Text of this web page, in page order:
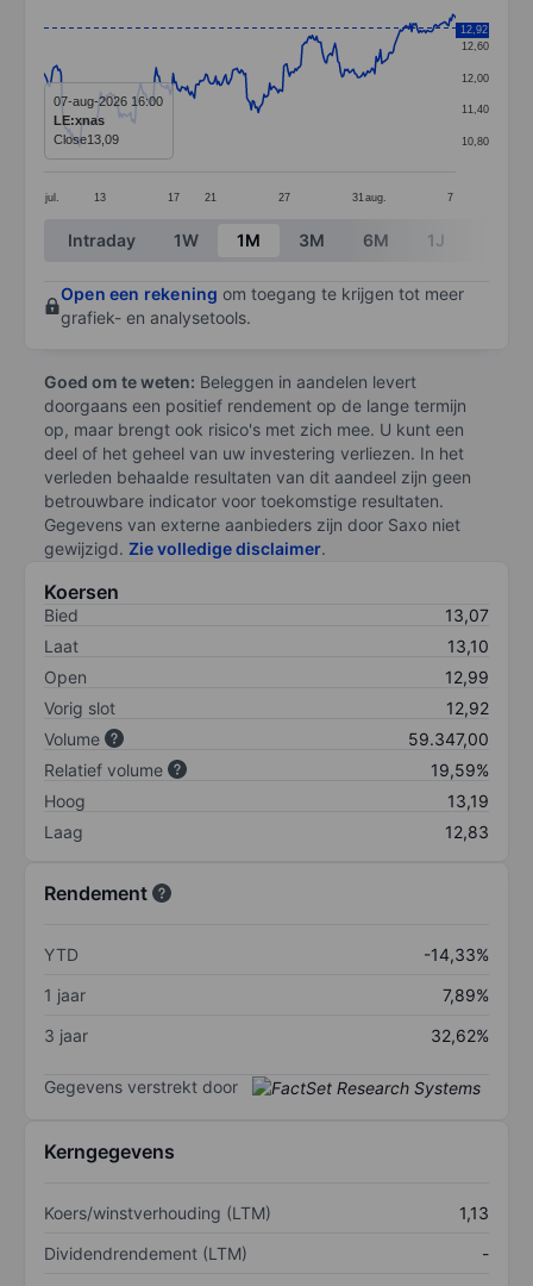
Line chart with 291 data points.
The chart has 1 X axis displaying categories.
The chart has 1 Y axis displaying values. Data ranges
jul. 13 17 21 27 31 aug. 7
10,80
11,40
12,00
12,60
12,92
07-aug-2026 16:00
LE:xnas
Close13,09
End of interactive chart.
Intraday 1W 1M 3M 6M 1J
Open een rekening om toegang te krijgen tot meer
grafiek- en analysetools.
Goed om te weten: Beleggen in aandelen levert
doorgaans een positief rendement op de lange termijn
op, maar brengt ook risico's met zich mee. U kunt een
deel of het geheel van uw investering verliezen. In het
verleden behaalde resultaten van dit aandeel zijn geen
betrouwbare indicator voor toekomstige resultaten.
Gegevens van externe aanbieders zijn door Saxo niet
gewijzigd. Zie volledige disclaimer.
Koersen
Bied
13,07
Laat
13,10
Open
12,99
Vorig slot
12,92
Volume
59.347,00
Relatief volume
19,59%
Hoog
13,19
Laag
12,83
Rendement
YTD
-14,33%
1 jaar
7,89%
3 jaar
32,62%
Gegevens verstrekt door
Kerngegevens
Koers/winstverhouding (LTM)
1,13
Dividendrendement (LTM)
-